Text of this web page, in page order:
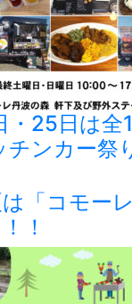
・25日は全
ンカー祭
「コモー
！